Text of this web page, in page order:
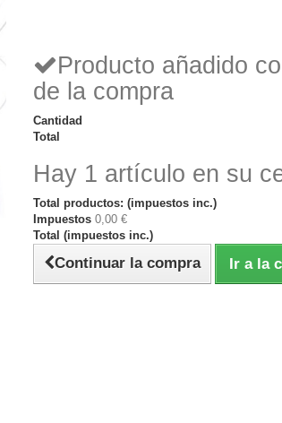
Producto añadido
de la compra
Cantidad
Total
Hay 1 artículo en su
Total productos: (impuestos inc.)
Impuestos 0,00 €
Total (impuestos inc.)
Continuar la compra Ir a la